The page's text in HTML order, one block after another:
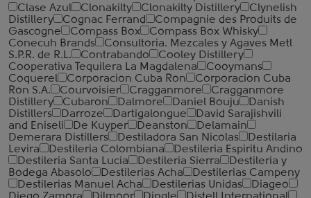
Clase Azul
Clonakilty Clonakilty Distillery
Clynelish
Distillery
Cognac Ferrand
Compagnie des Produits de
Gascogne
Compass Box
Compass Box Whisky
Conecuh Brands
Consultoria. Mezcales y Agaves Metl
S.P.R. de R.L.
Contrabando
Cooley Distillery
Cooperativa Tequilera La Magdalena
Cooymans
Coquerel
Corporacion Cuba Ron
Corporacion Cuba
Ron S.A.
Courvoisier Cragganmore
Cragganmore
Distillery
Cubaron Dalmore Daniel Bouju
Danish
Distillers
Darroze Dartigalongue
David Sarajishvili
and Eniseli
De Kuyper Deanston
Delamain
Demerara Distillers
Destiladora San Nicolas
Destilaria
Levira
Destileria Colombiana
Destileria Espiritu Andino
Destileria Santa Lucia
Destileria Sierra
Destileria y
Bodega Abasolo
Destilerias Acha
Destilerias Campeny
Destilerias Manuel Acha
Destilerias Unidas
Diageo